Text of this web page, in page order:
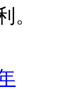
。